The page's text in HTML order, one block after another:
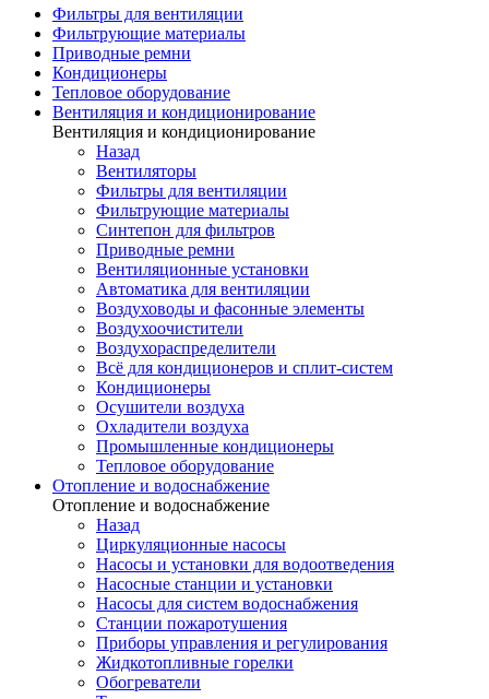
Фильтры для вентиляции
Фильтрующие материалы
Приводные ремни
Кондиционеры
Тепловое оборудование
Вентиляция и кондиционирование
Вентиляция и кондиционирование
Назад
Вентиляторы
Фильтры для вентиляции
Фильтрующие материалы
Синтепон для фильтров
Приводные ремни
Вентиляционные установки
Автоматика для вентиляции
Воздуховоды и фасонные элементы
Воздухоочистители
Воздухораспределители
Всё для кондиционеров и сплит-систем
Кондиционеры
Осушители воздуха
Охладители воздуха
Промышленные кондиционеры
Тепловое оборудование
Отопление и водоснабжение
Отопление и водоснабжение
Назад
Циркуляционные насосы
Насосы и установки для водоотведения
Насосные станции и установки
Насосы для систем водоснабжения
Станции пожаротушения
Приборы управления и регулирования
Жидкотопливные горелки
Обогреватели